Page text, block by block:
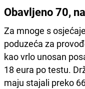
Obavljeno 70,
Za mnoge s
poduzeća za
kao vrlo unosan
18 eura po testu.
maju stajali preko